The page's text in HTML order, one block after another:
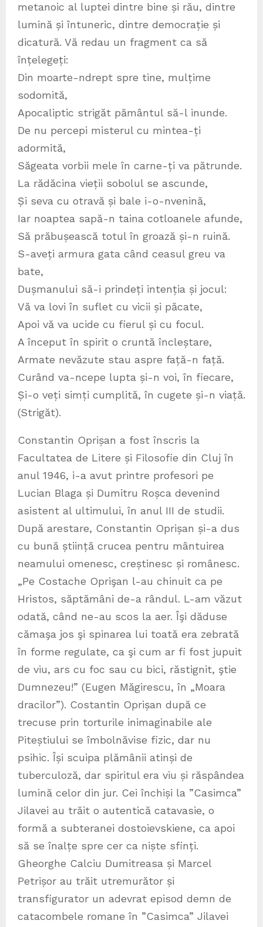
metanoic al luptei dintre bine și rău, dintre
lumină și întuneric, dintre democrație și
dicatură. Vă redau un fragment ca să
înțelegeți:
Din moarte-ndrept spre tine, mulțime
sodomită,
Apocaliptic strigăt pământul să-l inunde.
De nu percepi misterul cu mintea-ți
adormită,
Săgeata vorbii mele în carne-ți va pătrunde.
La rădăcina vieții sobolul se ascunde,
Și seva cu otravă și bale i-o-nvenină,
Iar noaptea sapă-n taina cotloanele afunde,
Să prăbușească totul în groază și-n ruină.
S-aveți armura gata când ceasul greu va
bate,
Dușmanului să-i prindeți intenția și jocul:
Vă va lovi în suflet cu vicii și păcate,
Apoi vă va ucide cu fierul și cu focul.
A început în spirit o cruntă încleștare,
Armate nevăzute stau aspre față-n față.
Curând va-ncepe lupta și-n voi, în fiecare,
Și-o veți simți cumplită, în cugete și-n viață.
(Strigăt).
Constantin Oprișan a fost înscris la
Facultatea de Litere și Filosofie din Cluj în
anul 1946, i-a avut printre profesori pe
Lucian Blaga și Dumitru Roșca devenind
asistent al ultimului, în anul III de studii.
După arestare, Constantin Oprișan și-a dus
cu bună știință crucea pentru mântuirea
neamului omenesc, creștinesc și românesc.
„Pe Costache Oprişan l-au chinuit ca pe
Hristos, săptămâni de-a rândul. L-am văzut
odată, când ne-au scos la aer. Îşi dăduse
cămaşa jos şi spinarea lui toată era zebrată
în forme regulate, ca şi cum ar fi fost jupuit
de viu, ars cu foc sau cu bici, răstignit, ştie
Dumnezeu!” (Eugen Măgirescu, în „Moara
dracilor”). Costantin Oprișan după ce
trecuse prin torturile inimaginabile ale
Piteștiului se îmbolnăvise fizic, dar nu
psihic. Își scuipa plămânii atinși de
tuberculoză, dar spiritul era viu și răspândea
lumină celor din jur. Cei închiși la ”Casimca”
Jilavei au trăit o autentică catavasie, o
formă a subteranei dostoievskiene, ca apoi
să se înalțe spre cer ca niște sfinți.
Gheorghe Calciu Dumitreasa și Marcel
Petrișor au trăit utremurător și
transfigurator un adevrat episod demn de
catacombele romane în ”Casimca” Jilavei